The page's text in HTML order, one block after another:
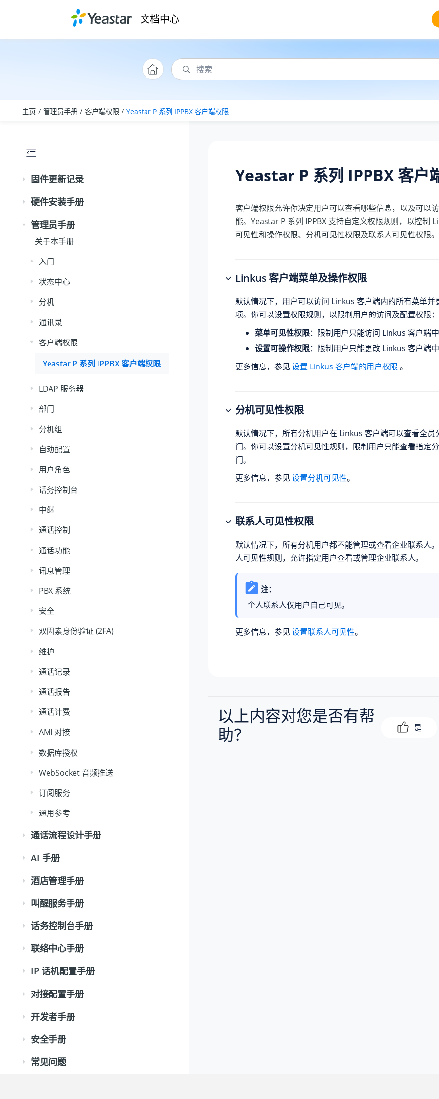
文档中心
主页 管理员手册 客户端权限 Yeastar P 系列 IPPBX 客户端权限
固件更新记录
硬件安装手册
管理员手册
关于本手册
入门
状态中心
分机
通讯录
客户端权限
Yeastar P 系列 IPPBX客户端权限
LDAP 服务器
部门
分机组
自动配置
用户角色
话务控制台
中继
通话控制
通话功能
讯息管理
PBX 系统
安全
双因素身份验证 (2FA)
维护
通话记录
通话报告
通话计费
AMI 对接
数据库授权
WebSocket 音频推送
订阅服务
通用参考
通话流程设计手册
AI 手册
酒店管理手册
叫醒服务手册
话务控制台手册
联络中心手册
IP 话机配置手册
对接配置手册
开发者手册
安全手册
常见问题
Yeastar P 系列 IPPBX客户
客户端权限允许你决定用户可以查看哪些信息，以及可以
能。 Yeastar P 系列 IPPBX 支持自定义权限规则，以控制
可见性和操作权限、分机可见性权限及联系人可见性权限。
Linkus 客户端菜单及操作权限
默认情况下，用户可以访问 Linkus 客户端内的所有菜单并
项。你可以设置权限规则，以限制用户的访问及配置权限：
菜单可见性权限：限制用户只能访问 Linkus 客户端
设置可操作权限：限制用户只能更改 Linkus 客户端
更多信息，参见 设置 Linkus 客户端的用户权限 。
分机可见性权限
默认情况下，所有分机用户在 Linkus 客户端可以查看全员
门。你可以设置分机可见性规则，限制用户只能查看指定
门。
更多信息，参见 设置分机可见性。
联系人可见性权限
默认情况下，所有分机用户都不能管理或查看企业联系人
人可见性规则，允许指定用户查看或管理企业联系人。
注：
个人联系人仅用户自己可见。
更多信息，参见 设置联系人可见性。
以上内容对您是否有帮
助？
是